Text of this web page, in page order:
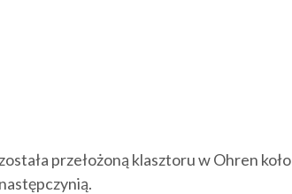
przełożoną klasztoru w Ohren koło